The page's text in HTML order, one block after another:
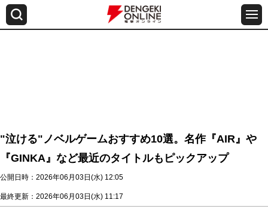
"泣ける"ノベルゲームおすすめ10選。名作『AIR』や
『GINKA』など最近のタイトルもピックアップ
公開日時：2026年06月03日(水) 12:05
最終更新：2026年06月03日(水) 11:17